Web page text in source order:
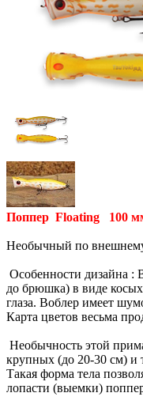
Поппер Floating 100
Необычный по внешнему
Особенности дизайна :
до брюшка) в виде
глаза. Воблер имеет
Карта цветов весьма
Необычность этой
крупных (до 20-30 см) и
Такая форма тела
лопасти (выемки)